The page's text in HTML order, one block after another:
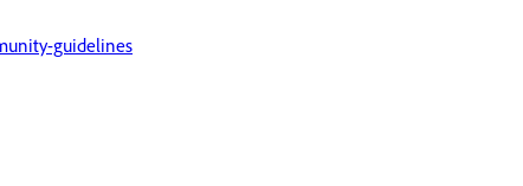
guidelines